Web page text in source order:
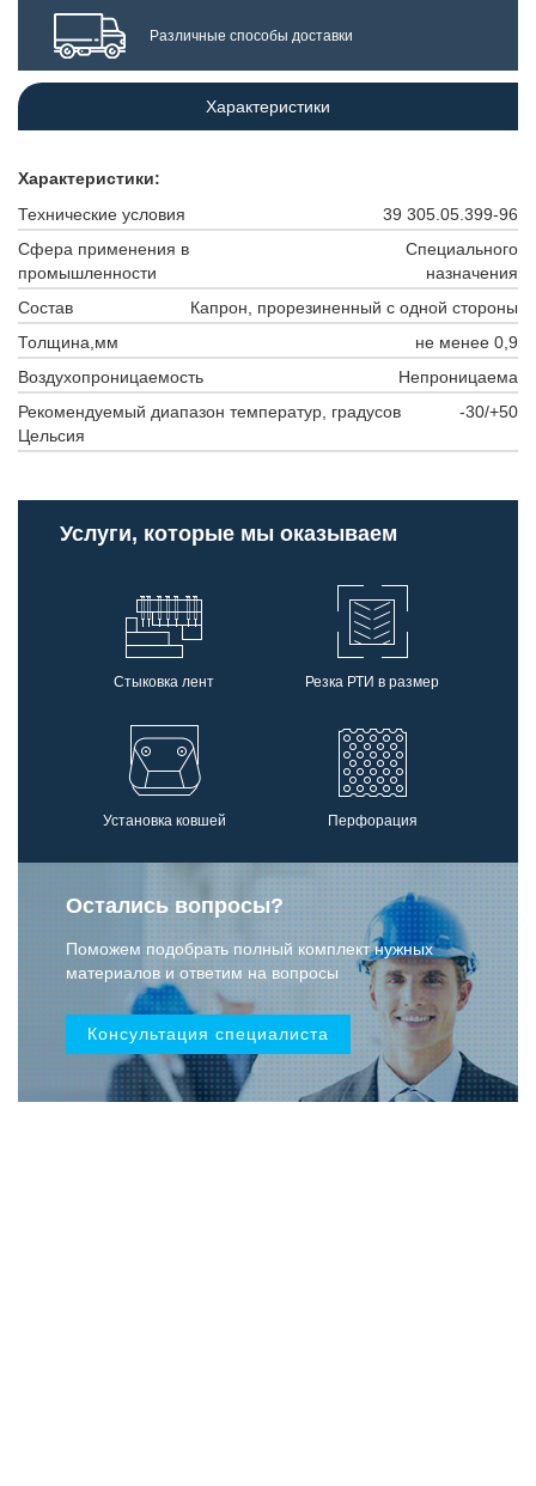
Различные способы доставки
Характеристики
Характеристики:
Технические условия
39 305.05.399-96
Сфера применения в
промышленности
Специального
назначения
Состав
Капрон, прорезиненный с одной стороны
Толщина,мм
не менее 0,9
Воздухопроницаемость
Непроницаема
Рекомендуемый диапазон температур, градусов
Цельсия
-30/+50
Услуги, которые мы оказываем
Стыковка лент Резка РТИ в размер
Установка ковшей Перфорация
Остались вопросы?
Поможем подобрать полный комплект нужных
материалов и ответим на вопросы
Консультация специалиста